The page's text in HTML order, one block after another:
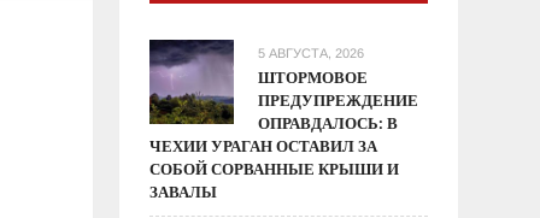
5 АВГУСТА, 2026
ШТОРМОВОЕ
ПРЕДУПРЕЖДЕНИЕ
ОПРАВДАЛОСЬ: В
ЧЕХИИ УРАГАН ОСТАВИЛ ЗА
СОБОЙ СОРВАННЫЕ КРЫШИ И
ЗАВАЛЫ